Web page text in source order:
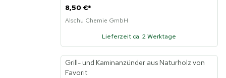
8,50 €*
Alschu Chemie GmbH
Lieferzeit ca. 2 Werktage
Neu
Grill- und Kaminanzünder aus Naturholz von
Favorit